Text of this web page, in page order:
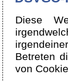
Diese
Betreten
von